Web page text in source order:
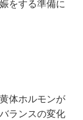
をする準備に
体ホルモンが
ランスの変化